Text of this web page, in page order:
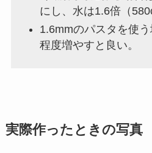
にし、水は1.6倍（
1.6mmのパスタを使
程度増やすと良い。
実際作ったときの写真